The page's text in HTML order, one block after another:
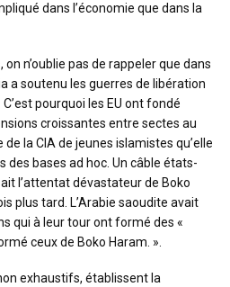
dans l’économie que dans la
n’oublie pas de rappeler que dans
a soutenu les guerres de libération
pourquoi les EU ont fondé
croissantes entre sectes au
de la CIA de jeunes islamistes qu’elle
bases ad hoc. Un câble états-
l’attentat dévastateur de Boko
plus tard. L’Arabie saoudite avait
qui à leur tour ont formé des «
ceux de Boko Haram. ».
exhaustifs, établissent la